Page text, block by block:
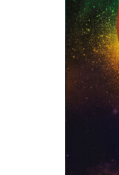
dlaczego czasami, pomimo
Proponuję także
siebie i innych i po prostu się porozumieć". - Ewa